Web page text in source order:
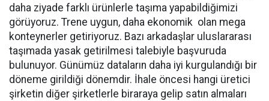
daha ziyade farklı ürünlerle taşıma yapabildiğimizi
görüyoruz. Trene uygun, daha ekonomik olan mega
konteynerler getiriyoruz. Bazı arkadaşlar uluslararası
taşımada yasak getirilmesi talebiyle başvuruda
bulunuyor. Günümüz dataların daha iyi kurgulandığı bir
döneme girildiği dönemdir. İhale öncesi hangi üretici
şirketin diğer şirketlerle biraraya gelip satın almaları